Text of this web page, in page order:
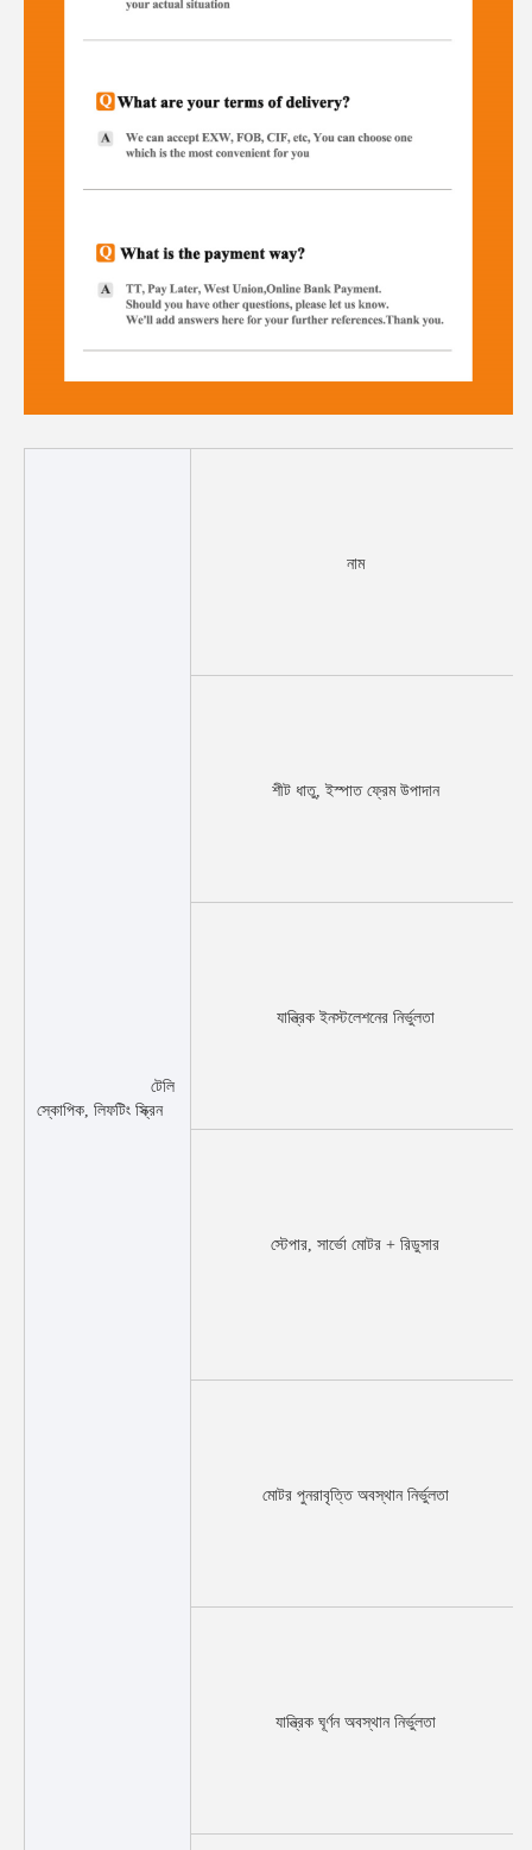
টেলি
স্কোপিক, লিফটিং স্ক্রিন
নাম
শীট ধাতু, ইস্পাত ফ্রেম উপাদান
যান্ত্রিক ইনস্টলেশনের নির্ভুলতা
স্টেপার, সার্ভো মোটর + রিডুসার
মোটর পুনরাবৃত্তি অবস্থান নির্ভুলতা
যান্ত্রিক ঘূর্ণন অবস্থান নির্ভুলতা